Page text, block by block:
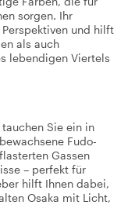
sorgen. Ihr
und hilft
als auch
lebendigen Viertels
Sie ein in
Fudo-
Gassen
– perfekt für
hilft Ihnen dabei,
Osaka mit Licht,